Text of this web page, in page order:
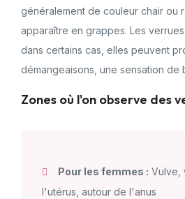
généralement de couleur chair ou
apparaître en grappes. Les
dans certains cas, elles peuvent
démangeaisons, une sensation de
Zones où l'on observe des
Pour les femmes : Vulve,
l'utérus, autour de l'anus